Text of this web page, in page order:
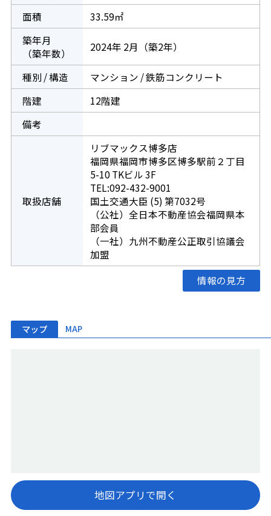
面積
33.59㎡
築年月
（築年数）
2024年 2月（築2年）
種別 / 構造
マンション / 鉄筋コンクリート
階建
12階建
備考
取扱店舗
リブマックス博多店
福岡県福岡市博多区博多駅前２丁目
5-10 TKビル 3F
TEL:092-432-9001
国土交通大臣 (5) 第7032号
（公社）全日本不動産協会福岡県本
部会員
（一社）九州不動産公正取引協議会
加盟
情報の見方
マップ MAP
地図アプリで開く